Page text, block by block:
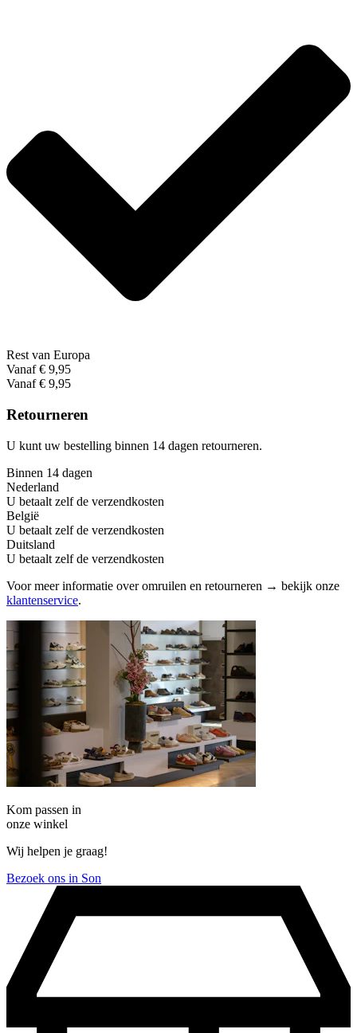
Rest van Europa
Vanaf € 9,95
Vanaf € 9,95
Retourneren
U kunt uw bestelling binnen 14 dagen retourneren.
Binnen 14 dagen
Nederland
U betaalt zelf de verzendkosten
België
U betaalt zelf de verzendkosten
Duitsland
U betaalt zelf de verzendkosten
Voor meer informatie over omruilen en retourneren → bekijk onze
klantenservice.
Kom passen in
onze winkel
Wij helpen je graag!
Bezoek ons in Son